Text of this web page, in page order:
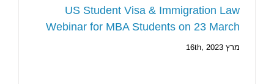
US Student Visa & Immigration Law
Webinar for MBA Students on 23 March
מרץ 16th, 2023